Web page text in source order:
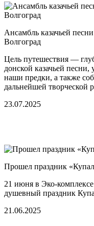
Ансамбль казачьей
Волгоград
Цель путешествия —
донской казачьей песни,
наши предки, а также
дальнейшей творческой
23.07.2025
Прошел праздник
21 июня в Эко-
душевный праздник
21.06.2025